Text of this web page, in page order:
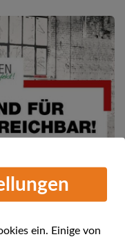
ein. Einige von